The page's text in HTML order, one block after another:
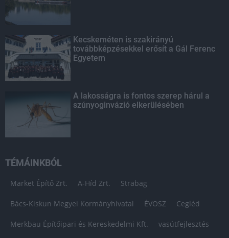
Kecskeméten is szakirányú
továbbképzésekkel erősít a Gál Ferenc
Egyetem
A lakosságra is fontos szerep hárul a
szúnyoginvázió elkerülésében
TÉMÁINKBÓL
Market Építő Zrt. A-Híd Zrt. Strabag
Bács-Kiskun Megyei Kormányhivatal ÉVOSZ Cegléd
Merkbau Építőipari és Kereskedelmi Kft. vasútfejlesztés